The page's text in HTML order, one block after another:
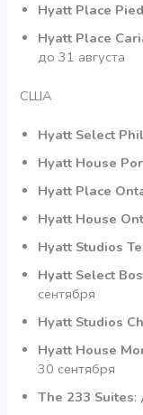
Hyatt Place
Hyatt Place
до 31 августа
США
Hyatt Select
Hyatt House
Hyatt Place
Hyatt House
Hyatt Studios
Hyatt Select
сентября
Hyatt Studios
Hyatt House
30 сентября
The 233 Suites: